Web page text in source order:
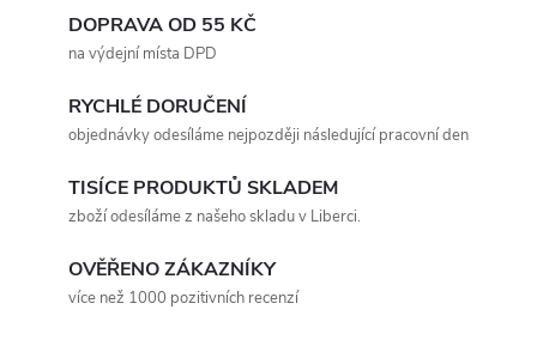
DOPRAVA OD 55 KČ
na výdejní místa DPD
RYCHLÉ DORUČENÍ
objednávky odesíláme nejpozději následující pracovní den
TISÍCE PRODUKTŮ SKLADEM
zboží odesíláme z našeho skladu v Liberci.
OVĚŘENO ZÁKAZNÍKY
více než 1000 pozitivních recenzí